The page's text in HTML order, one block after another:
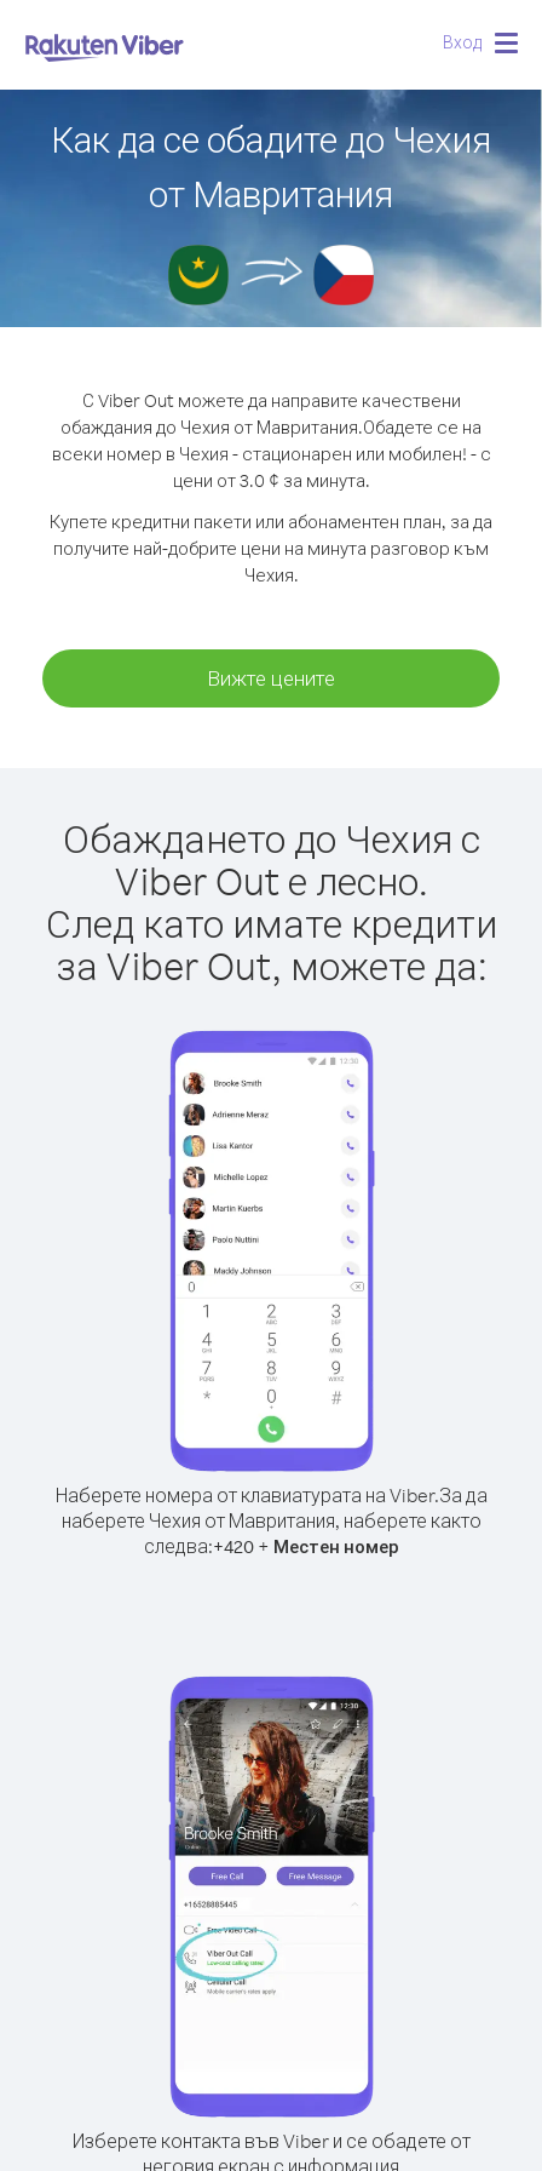
Вход
Как да се обадите до Чехия
от Мавритания
С Viber Out можете да направите качествени
обаждания до Чехия от Мавритания.Обадете се на
всеки номер в Чехия - стационарен или мобилен! - с
цени от 3.0 ¢ за минута.
Купете кредитни пакети или абонаментен план, за да
получите най-добрите цени на минута разговор към
Чехия.
Вижте цените
Обаждането до Чехия с
Viber Out е лесно.
След като имате кредити
за Viber Out, можете да:
Наберете номера от клавиатурата на Viber.За да
наберете Чехия от Мавритания, наберете както
следва:+420+ Местен номер
Изберете контакта във Viber и се обадете от
неговия екран с информация